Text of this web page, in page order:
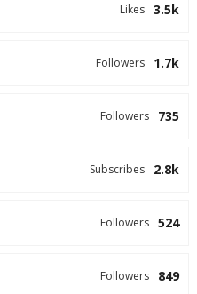
3.5k
Likes
1.7k
Followers
735
Followers
2.8k
Subscribes
524
Followers
849
Followers